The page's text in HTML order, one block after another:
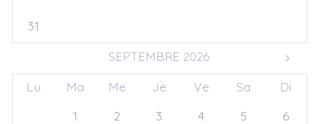
31
SEPTEMBRE 2026
Lu Ma Me Je Ve Sa
Di
1 2 3 4 5 6